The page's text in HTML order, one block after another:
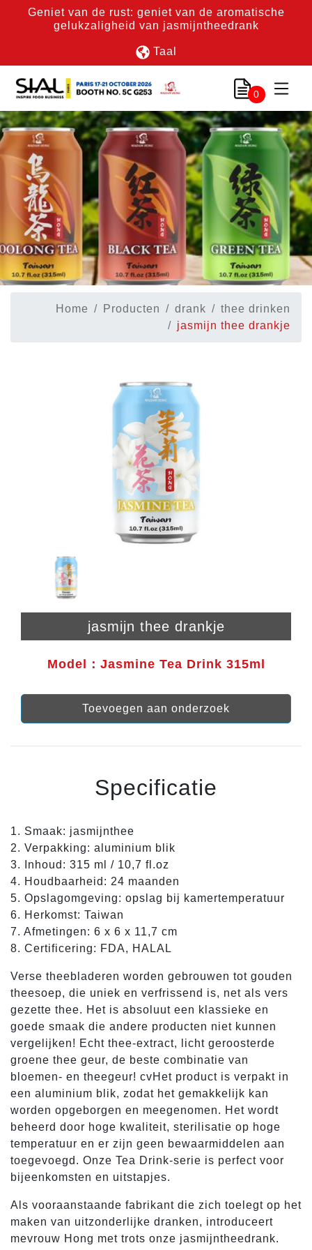
Geniet van de rust: geniet van de aromatische
gelukzaligheid van jasmijntheedrank
Taal
0
Home Producten drank
thee drinken
jasmijn thee drankje
jasmijn thee drankje
Model：Jasmine Tea Drink 315ml
Toevoegen aan onderzoek
Specificatie
1. Smaak: jasmijnthee
2. Verpakking: aluminium blik
3. Inhoud: 315 ml / 10,7 fl.oz
4. Houdbaarheid: 24 maanden
5. Opslagomgeving: opslag bij kamertemperatuur
6. Herkomst: Taiwan
7. Afmetingen: 6 x 6 x 11,7 cm
8. Certificering: FDA, HALAL
Verse theebladeren worden gebrouwen tot gouden
theesoep, die uniek en verfrissend is, net als vers
gezette thee. Het is absoluut een klassieke en
goede smaak die andere producten niet kunnen
vergelijken! Echt thee-extract, licht geroosterde
groene thee geur, de beste combinatie van
bloemen- en theegeur! cvHet product is verpakt in
een aluminium blik, zodat het gemakkelijk kan
worden opgeborgen en meegenomen. Het wordt
beheerd door hoge kwaliteit, sterilisatie op hoge
temperatuur en er zijn geen bewaarmiddelen aan
toegevoegd. Onze Tea Drink-serie is perfect voor
bijeenkomsten en uitstapjes.
Als vooraanstaande fabrikant die zich toelegt op het
maken van uitzonderlijke dranken, introduceert
mevrouw Hong met trots onze jasmijntheedrank.